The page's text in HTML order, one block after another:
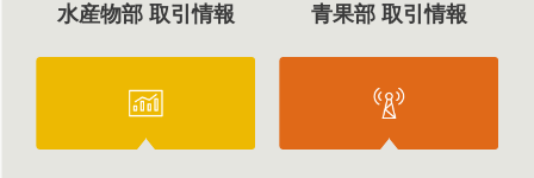
水産物部 取引情報 青果部 取引情報